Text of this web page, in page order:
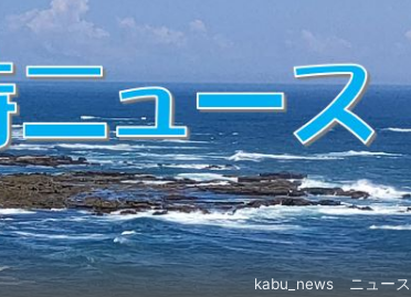
kabu_news ニュース